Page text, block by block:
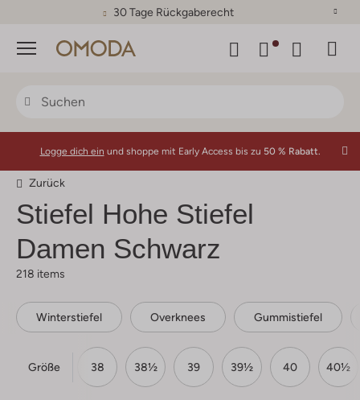
30 Tage Rückgaberecht
Menü
Logge dich ein und shoppe mit Early Access bis zu 50 % Rabatt.
Zurück
Stiefel Hohe Stiefel
Damen Schwarz
218 items
Winterstiefel Overknees Gummistiefel
Größe
37½ 38 38½ 39 39½ 40 40½